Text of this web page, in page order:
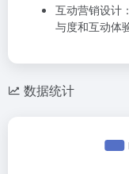
互动营销设计
与度和互动体验
数据统计